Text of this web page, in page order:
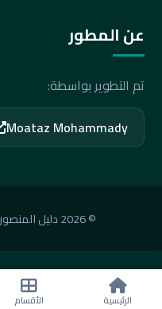
عن المطور
تم التطوير بواسطة:
Moataz Mohammady
© 2026 دليل المنصورية. جميع الحقوق محفوظة.
الرئيسية الأقسام